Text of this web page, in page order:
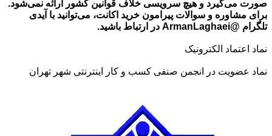
صورت می‌گیرد و هیچ سرویسی خلاف قوانین کشور ارائه نمی‌شود.
برای مشاوره و سوالات پیرامون خرید اکانت، می‌توانید با آیدی
تلگرام @ArmanLaghaei در ارتباط باشید.
نماد اعتماد الکترونیک
نماد عضویت در انجمن صنفی کسب و کار اینترنتی شهر تهران